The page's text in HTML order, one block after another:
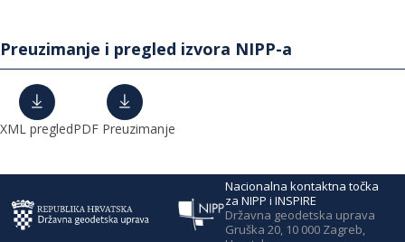
Preuzimanje i pregled izvora NIPP-a
XML pregledPDF Preuzimanje
Nacionalna kontaktna točka
za NIPP i INSPIRE
Državna geodetska uprava
Gruška 20, 10 000 Zagreb,